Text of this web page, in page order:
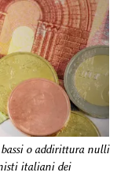
o addirittura nulli
italiani dei